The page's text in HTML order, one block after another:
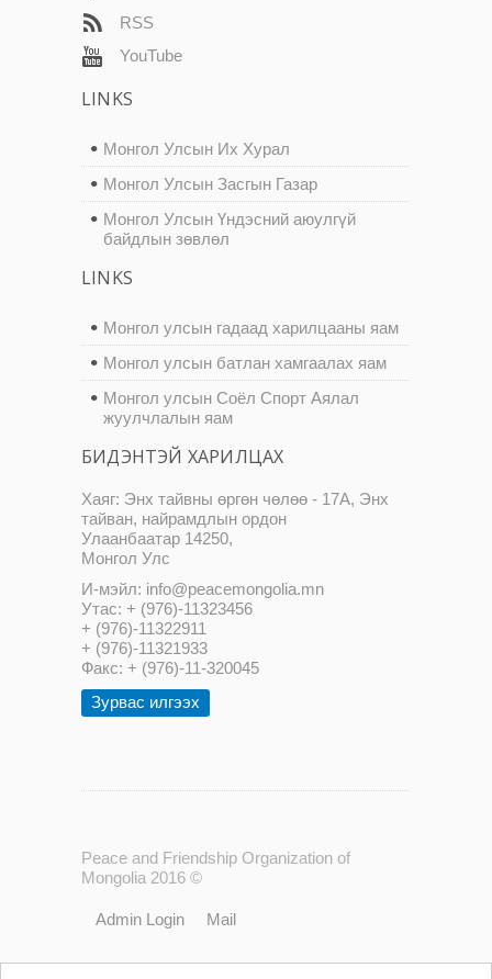
RSS
YouTube
LINKS
Монгол Улсын Их Хурал
Монгол Улсын Засгын Газар
Монгол Улсын Үндэсний аюулгүй
байдлын зөвлөл
LINKS
Монгол улсын гадаад харилцааны яам
Монгол улсын батлан хамгаалах яам
Монгол улсын Соёл Спорт Аялал
жуулчлалын яам
БИДЭНТЭЙ ХАРИЛЦАХ
Хаяг: Энх тайвны өргөн чөлөө - 17А, Энх
тайван, найрамдлын ордон
Улаанбаатар 14250,
Монгол Улс
И-мэйл: info@peacemongolia.mn
Утас: + (976)-11323456
+ (976)-11322911
+ (976)-11321933
Факс: + (976)-11-320045
Зурвас илгээх
Peace and Friendship Organization of
Mongolia 2016 ©
Admin Login Mail